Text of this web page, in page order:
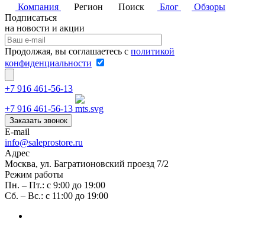
Компания
Регион Поиск Блог
Обзоры
Подписаться
на новости и акции
Продолжая, вы соглашаетесь с политикой
конфиденциальности
+7 916 461-56-13
+7 916 461-56-13
Заказать звонок
E-mail
info@saleprostore.ru
Адрес
Москва, ул. Багратионовский проезд 7/2
Режим работы
Пн. – Пт.: с 9:00 до 19:00
Сб. – Вс.: с 11:00 до 19:00